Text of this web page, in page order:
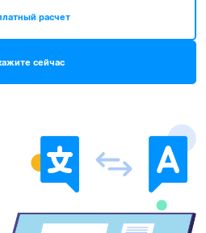
сейчас
расчет